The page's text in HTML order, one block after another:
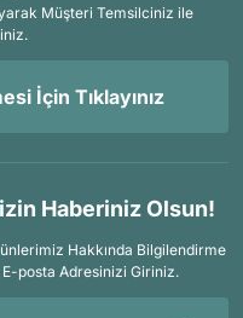
Müşteri Temsilciniz ile
İçin Tıklayınız
Haberiniz Olsun!
Hakkında Bilgilendirme
E-posta Adresinizi Giriniz.